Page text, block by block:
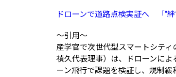
ドローンで道路点検実証へ 「“
～引用～
産学官で次世代型スマートシテ
禎久代表理事）は、ドローンに
ーン飛行で課題を検証し、規制